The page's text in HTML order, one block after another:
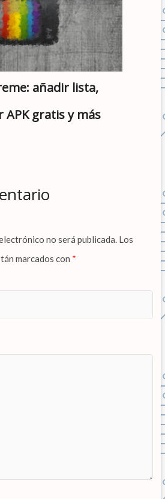
APK gratis y más
no será publicada. Los
marcados con *